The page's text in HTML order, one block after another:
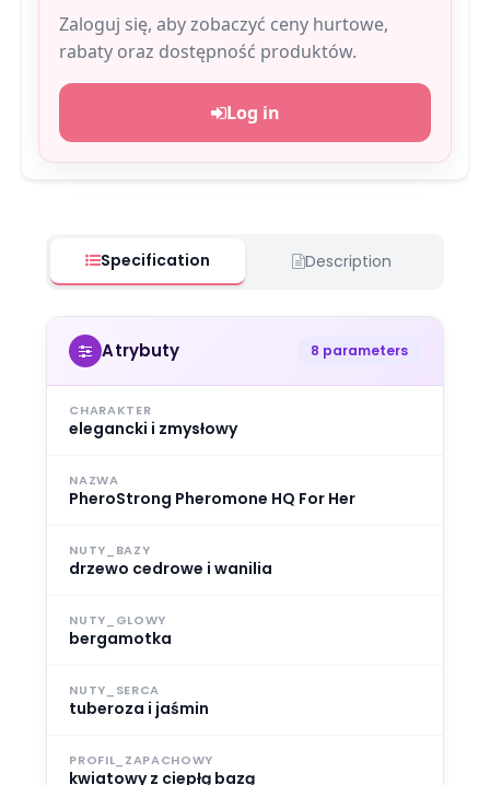
Zaloguj się, aby zobaczyć ceny hurtowe,
rabaty oraz dostępność produktów.
Log in
Specification Description
Atrybuty 8 parameters
CHARAKTER
elegancki i zmysłowy
NAZWA
PheroStrong Pheromone HQ For Her
NUTY_BAZY
drzewo cedrowe i wanilia
NUTY_GLOWY
bergamotka
NUTY_SERCA
tuberoza i jaśmin
PROFIL_ZAPACHOWY
kwiatowy z ciepłą bazą